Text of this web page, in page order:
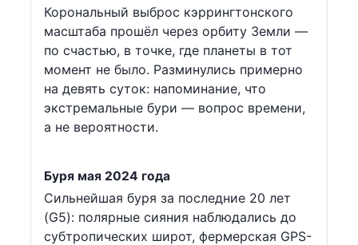
Корональный выброс кэррингтонского
масштаба прошёл через орбиту Земли —
по счастью, в точке, где планеты в тот
момент не было. Разминулись примерно
на девять суток: напоминание, что
экстремальные бури — вопрос времени,
а не вероятности.
Буря мая 2024 года
Сильнейшая буря за последние 20 лет
(G5): полярные сияния наблюдались до
субтропических широт, фермерская GPS-